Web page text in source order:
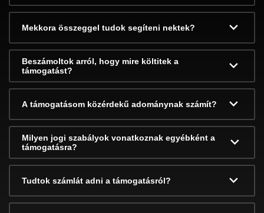
Mekkora összeggel tudok segíteni nektek?
Beszámoltok arról, hogy mire költitek a
támogatást?
A támogatásom közérdekű adománynak számít?
Milyen jogi szabályok vonatkoznak egyébként a
támogatásra?
Tudtok számlát adni a támogatásról?